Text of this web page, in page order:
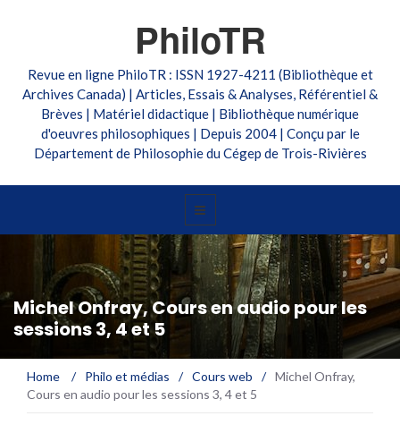
PhiloTR
Revue en ligne PhiloTR : ISSN 1927-4211 (Bibliothèque et
Archives Canada) | Articles, Essais & Analyses, Référentiel &
Brèves | Matériel didactique | Bibliothèque numérique
d'oeuvres philosophiques | Depuis 2004 | Conçu par le
Département de Philosophie du Cégep de Trois-Rivières
Michel Onfray, Cours en audio pour les
sessions 3, 4 et 5
Home / Philo et médias / Cours web / Michel Onfray,
Cours en audio pour les sessions 3, 4 et 5